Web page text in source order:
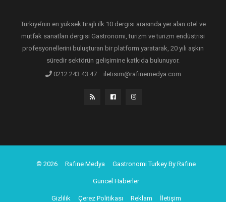
Türkiye’nin en yüksek tirajlı ilk 10 dergisi arasında yer alan otel ve
mutfak sanatları dergisi Gastronomi, turizm ve turizm endüstrisi
profesyonellerini buluşturan bir platform yaratarak, 20 yılı aşkın
süredir sektörün gelişimine katkıda bulunuyor.
0212 243 43 47
iletisim@rafinemedya.com
© 2026 Rafine Medya Gastronomi Turkey By Rafine
Güncel Haberler
Gizlilik Çerez Politikası Reklam İletişim